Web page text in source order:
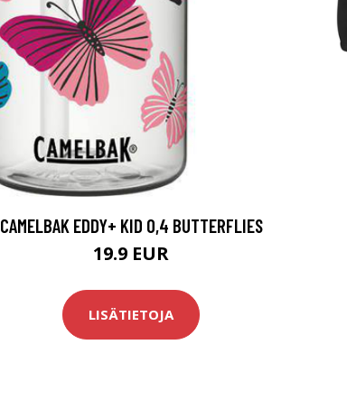
CAMELBAK EDDY+ KID 0,4 BUTTERFLIES
19.9 EUR
LISÄTIETOJA